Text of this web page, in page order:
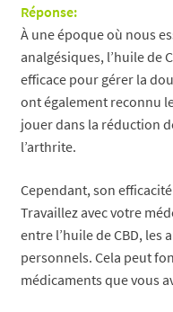
Réponse:
À une époque où nous
analgésiques, l’huile de
efficace pour gérer la
ont également reconnu
jouer dans la réduction
l’arthrite.
Cependant, son
Travaillez avec votre
entre l’huile de CBD, les
personnels. Cela peut
médicaments que vous